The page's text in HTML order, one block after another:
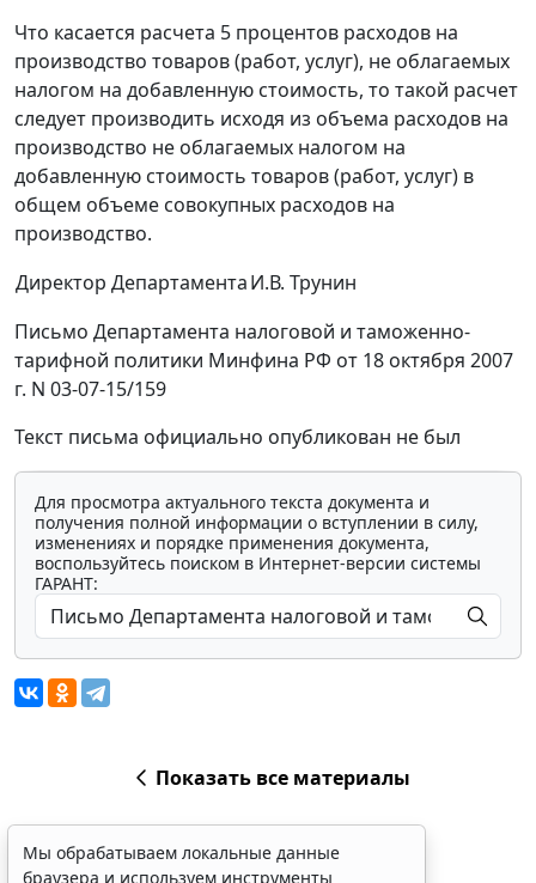
Что касается расчета 5 процентов расходов на
производство товаров (работ, услуг), не облагаемых
налогом на добавленную стоимость, то такой расчет
следует производить исходя из объема расходов на
производство не облагаемых налогом на
добавленную стоимость товаров (работ, услуг) в
общем объеме совокупных расходов на
производство.
Директор ДепартаментаИ.В. Трунин
Письмо Департамента налоговой и таможенно-
тарифной политики Минфина РФ от 18 октября 2007
г. N 03-07-15/159
Текст письма официально опубликован не был
Для просмотра актуального текста документа и
получения полной информации о вступлении в силу,
изменениях и порядке применения документа,
воспользуйтесь поиском в Интернет-версии системы
ГАРАНТ:
Показать все материалы
Мы обрабатываем локальные данные
браузера и используем инструменты